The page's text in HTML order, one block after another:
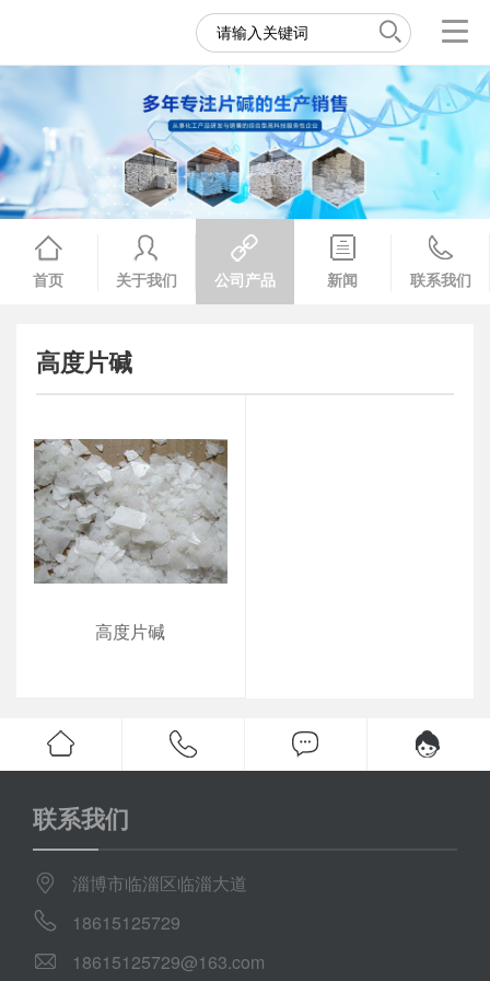
首页 关于我们 公司产品 新闻 联系我们
高度片碱
高度片碱
联系我们
淄博市临淄区临淄大道
18615125729
18615125729@163.com